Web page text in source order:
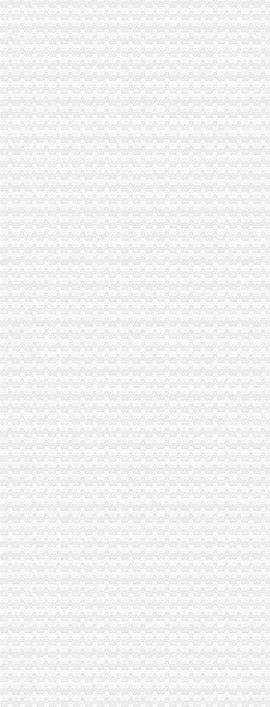
（办结）（渝北区）重庆市花卉园管理处旧房改造、办公配套及游客接
山东旺盛园林股份有限公司公开转让说明书_旺盛园林（）_公
巢湖花卉租赁,安徽良园之友,办公司花卉租赁
清迈花博园12月1日-2014年2月28日举办第四届园艺花卉节中华人民共
以后淘宝上再卖花卉、种子得有证了|法律频道|行业资讯|597苗木网
回兴办执照
公民变更姓名、日期、民族等有何规定?_高考前夕2007_新浪博客
揭市人民门户网站
户口迁入许可办理_通江县人民门户网站
居民家庭户口有哪些类型_其他_土巴兔问吧
【大兴注册公司大兴办营业执照诚信代理】-中国服务网
渝北区办执照流程
有柄分酒器办理企业标准备案流程及费用
重庆渝北两路商标专利公司|重庆渝北两路商标专利-重庆渝北两路酷易搜
【新时代新气象新作为】网上行政审批改革让统行政审批提速增效_
渝北区鸿毅餐饮店_产品展示-3158企业在线
重庆渝北区互惠汽车养护中心_【电话地址_招聘信息_注册信息_信用信
重庆办执照
7900电台在重庆办理执照成功,发帖留念！（流程仅供参考）-无线电
重庆办理工商执照全新攻略-迅虎开业帮致力造一站式企业工商税务
请问一下我刚开了一家正宗重庆酸辣,去办营业执照她们说不能用
请问下重庆怎么在网上办理无线电执照的变更手续_HAM一族_HAM论
重庆注册公司、重庆代办执照、重庆代办公司
渝北区办执照
重庆渝北区国税局加州税务所地址,重庆渝北区国税局加州税务所地址
渝北查“非法专车”<BR/>平均每月12起-重庆时报电子版、重庆时报
关于兴业银行股份有限公司重庆渝北东和春天等两家小微支行开业的批
重庆市工商行政管理局公众信息网
重庆渝北旅游产品策划招聘（2018年）-职友集（让就业决策更聪明）
空港新城
【许昌空港新城（二期）二手房|空港新城（二期）二手房买卖】-许昌
空港新城房价网,2018空港新城房价走势图,南宁萧山空港新城二手房
空港新城1号线路_空港新城1号线公交车路线_咸空港新城1号线路_
空港新城房价网,2018空港新城房价走势图,南通渝北空港新城二手房
空港新城房价网,2018空港新城房价走势图,厦门渝北空港新城二手房
松树桥办执照
即时_频道_凤凰网
【图】暴雨、滑坡、泥石流--天山小环线七日游（更新完成）_新疆论坛
松树桥办公家具维修隔断办公桌拆卸安装大班椅老板椅维修换件-维
【文字更新完成】2010春节意大利之旅+PM香烟英伦人-Ewan
重庆霸道个体户：非法占地数千平米十几年-新闻中心-搜狐焦点网
一碗水办执照
第3章冥--叫_民间十宗异闻录_逐浪小说
美媒：脸书拥有朗普是否“通俄”的关键
税务系统“放管服”新政落地生效消“痛”疏“堵”破解办税难点_
多元助力：从“楼的社区”到“人的社区”_国际国内_景德镇在线新闻
河南：政策如铁保水护天-中国水网
双龙湖办执照
重庆双龙湖办公用品回收|重庆双龙湖旧办公用品回收-重庆比拉网
重庆全华租车-全华租车-重庆全华汽车租赁公司[电话|地址|介绍|评价]-
[关联交易]广宇发展：北京市天元律师事务所关于公司发行股份购买资
三圣材：重庆天元律师事务所关于公司次公开发行股票并上市的补
附件一人项目招标文件-重庆三峡银行doc下载_爱问共享资料
双凤桥办执照
民办幼儿园、-重庆市渝北区双凤桥高屋幼儿园-主页
中国对外经济贸易文告（2008年第二十八期）-人文社科区-经济学家